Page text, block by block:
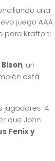
una
juego AAA
para Krafton;
, un
está
14
que John
Fenix y